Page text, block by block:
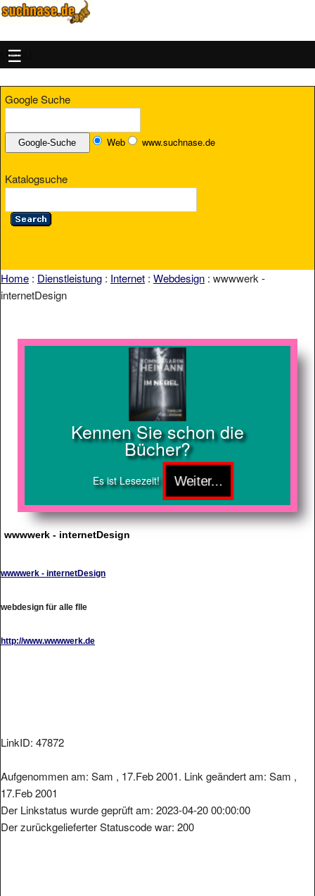
MENU
Google Suche
Web www.suchnase.de
Katalogsuche
Home : Dienstleistung : Internet : Webdesign : wwwwerk -
internetDesign
Kennen Sie schon die
Bücher?
Es ist Lesezeit!
wwwwerk - internetDesign
wwwwerk - internetDesign
webdesign für alle flle
http://www.wwwwerk.de
LinkID: 47872
Aufgenommen am: Sam , 17.Feb 2001. Link geändert am: Sam ,
17.Feb 2001
Der Linkstatus wurde geprüft am: 2023-04-20 00:00:00
Der zurückgelieferter Statuscode war: 200